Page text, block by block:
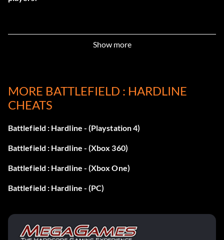
Show more
MORE BATTLEFIELD : HARDLINE
CHEATS
Battlefield : Hardline - (Playstation 4)
Battlefield : Hardline - (Xbox 360)
Battlefield : Hardline - (Xbox One)
Battlefield : Hardline - (PC)